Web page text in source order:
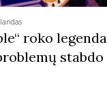
roko